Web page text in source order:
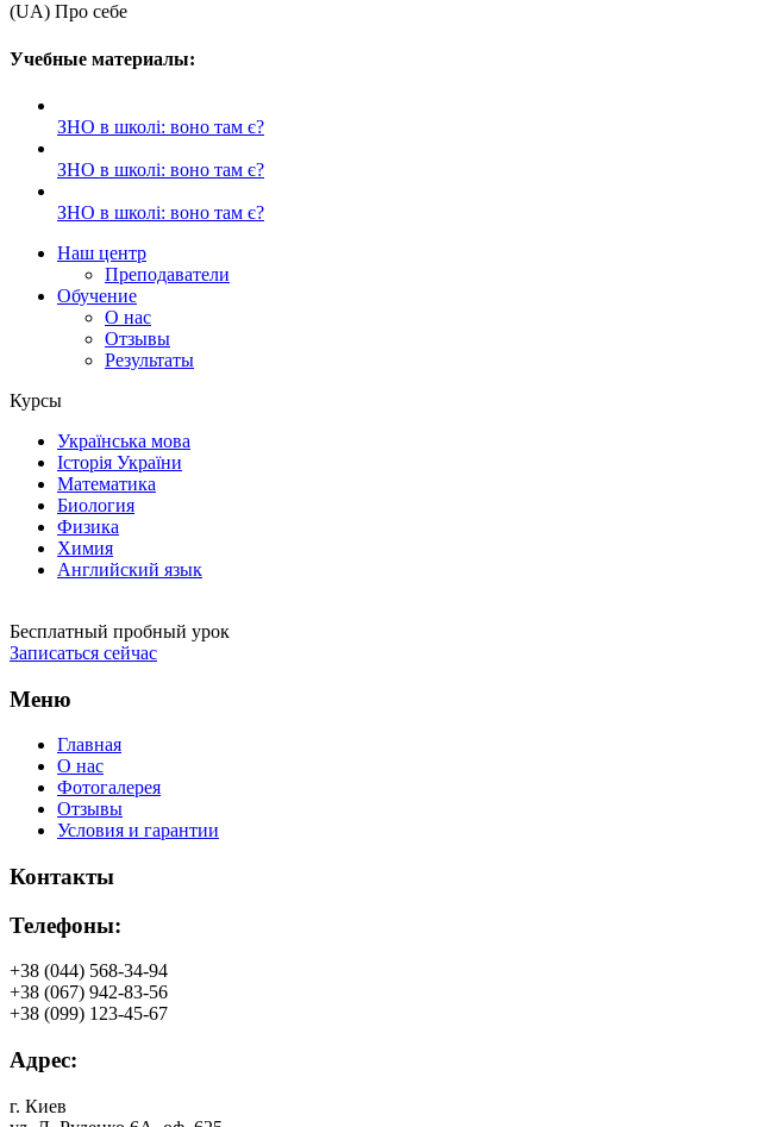
(UA) Про себе
Учебные материалы:
ЗНО в школі: воно там є?
ЗНО в школі: воно там є?
ЗНО в школі: воно там є?
Наш центр
Преподаватели
Обучение
О нас
Отзывы
Результаты
Курсы
Українська мова
Історія України
Математика
Биология
Физика
Химия
Английский язык
Бесплатный пробный урок
Записаться сейчас
Меню
Главная
О нас
Фотогалерея
Отзывы
Условия и гарантии
Контакты
Телефоны:
+38 (044) 568-34-94
+38 (067) 942-83-56
+38 (099) 123-45-67
Адрес:
г. Киев